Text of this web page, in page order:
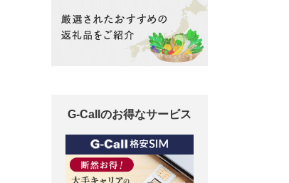
G-Callのお得なサービス